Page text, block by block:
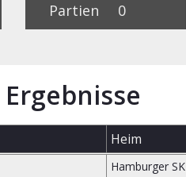
Partien
0
Heim
Hamburger SK